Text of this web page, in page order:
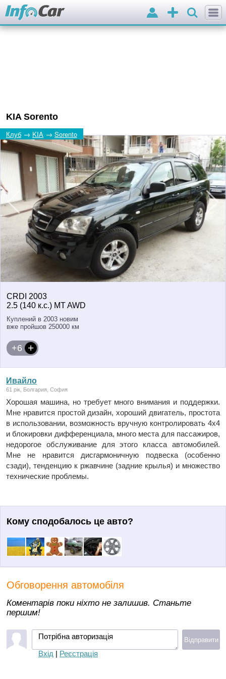
Додати
оголошення
Вхід
KIA Sorento
Клуб → KIA → Sorento
CRDI 2003
2.5 (140 к.с.) MT AWD
Куплений в 2003 новим
вже пройшов 250000 км
+6
Ивайло
61 рік, Болгария, София
Хорошая машина, но требует много внимания и поддержки.
Мне нравится простой дизайн, хороший двигатель, простота
в использовании, возможность вручную контролировать 4x4
и блокировки дифференциала, много места для пассажиров,
недорогое обслуживание для этого класса автомобилей.
Мне не нравится дисгармоничную подвеска (особенно
сзади), тенденцию к ржавчине (задние крылья) и множество
технические проблемы.
Кому сподобалось це авто?
Обговорення автомобіля
Коментарів поки ніхто не залишив. Станьте
першим!
Потрібна авторизація
Вхід | Реєстрація
Відправити